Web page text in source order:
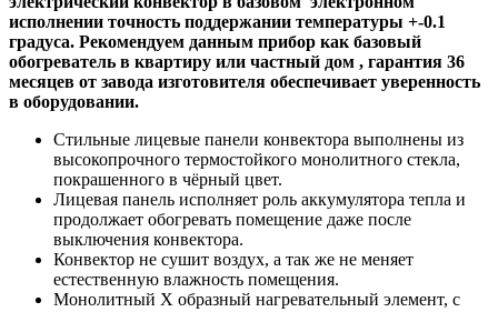
исполнении точность поддержании температуры +-0.1
градуса. Рекомендуем данным прибор как базовый
обогреватель в квартиру или частный дом , гарантия 36
месяцев от завода изготовителя обеспечивает уверенность
в оборудовании.
Стильные лицевые панели конвектора выполнены из
высокопрочного термостойкого монолитного стекла,
покрашенного в чёрный цвет.
Лицевая панель исполняет роль аккумулятора тепла и
продолжает обогревать помещение даже после
выключения конвектора.
Конвектор не сушит воздух, а так же не меняет
естественную влажность помещения.
Монолитный X образный нагревательный элемент, с